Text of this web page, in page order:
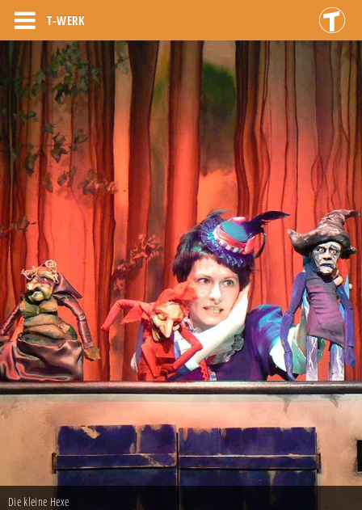
T-WERK
Die kleine Hexe